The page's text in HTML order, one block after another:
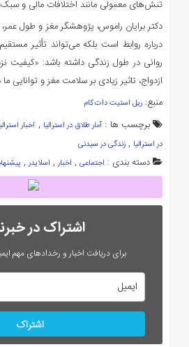
تنش‌های معمولی مانند اختلافات مالی و
دکتر برایان راموس، پژوهشگر مغز و طول عمر،
درباره روابط است بلکه می‌تواند تأثیر
روانی در طول زندگی داشته باشد: «کیفیت
ازدواج، تاثیر زیادی بر سلامت مغز و توانایی
منبع: ریل استیت دات کام
برچسب ها :آمار طلاق در استرالیا , اخبار
در استرالیا , زندگی در سیدنی
دسته بندی : اجتماعی, اخبار, اسلایدر,
اشتراک در
برای دریافت اخبار و رخدادهای مهم
اشتراک